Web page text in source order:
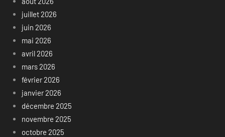
juillet 2026
juin 2026
mai 2026
avril 2026
mars 2026
février 2026
janvier 2026
décembre 2025
novembre 2025
octobre 2025